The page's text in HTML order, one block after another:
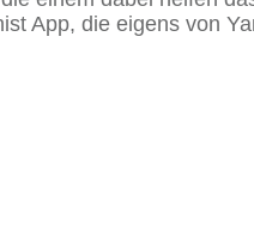
App, die eigens von